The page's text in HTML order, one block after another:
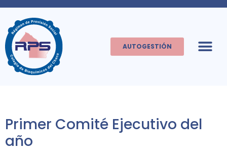
AUTOGESTIÓN
Primer Comité Ejecutivo del
año